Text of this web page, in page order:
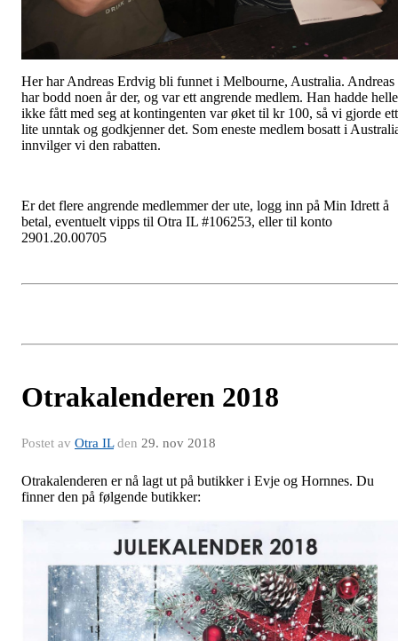
Her har Andreas Erdvig bli funnet i Melbourne, Australia. Andreas
har bodd noen år der, og var ett angrende medlem. Han hadde
ikke fått med seg at kontingenten var øket til kr 100, så vi gjorde ett
lite unntak og godkjenner det. Som eneste medlem bosatt i
innvilger vi den rabatten.
Er det flere angrende medlemmer der ute, logg inn på Min Idrett å
betal, eventuelt vipps til Otra IL #106253, eller til konto
2901.20.00705
Otrakalenderen 2018
Postet av Otra ILden 29. nov 2018
Otrakalenderen er nå lagt ut på butikker i Evje og Hornnes. Du
finner den på følgende butikker: